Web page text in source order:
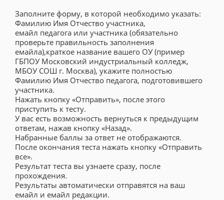
Заполните форму, в которой необходимо указать:
Фамилию Имя Отчество участника,
емайл педагога или участника (обязательно
проверьте правильность заполнения
емайла),краткое название вашего ОУ (пример
ГБПОУ Московский индустриальный колледж,
МБОУ СОШ г. Москва), укажите полностью
Фамилию Имя Отчество педагога, подготовившего
участника.
Нажать кнопку «Отправить», после этого
приступить к тесту.
У вас есть возможность вернуться к предыдущим
ответам, нажав кнопку «Назад».
Набранные баллы за ответ не отображаются.
После окончания теста нажать кнопку «Отправить
все».
Результат теста вы узнаете сразу, после
прохождения.
Результаты автоматически отправятся на ваш
емайл и емайл редакции.